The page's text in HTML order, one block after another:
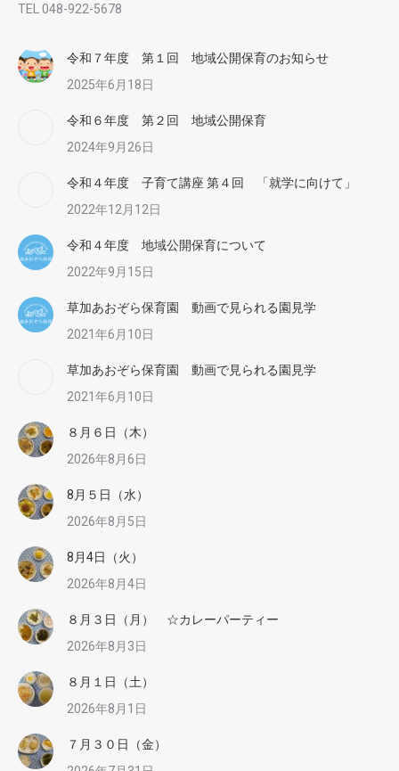
TEL 048-922-5678
令和７年度 第１回 地域公開保育のお知らせ
2025年6月18日
令和６年度 第２回 地域公開保育
2024年9月26日
令和４年度 子育て講座 第４回 「就学に向けて」
2022年12月12日
令和４年度 地域公開保育について
2022年9月15日
草加あおぞら保育園 動画で見られる園見学
2021年6月10日
草加あおぞら保育園 動画で見られる園見学
2021年6月10日
８月６日（木）
2026年8月6日
8月５日（水）
2026年8月5日
8月4日（火）
2026年8月4日
８月３日（月） ☆カレーパーティー
2026年8月3日
８月１日（土）
2026年8月1日
７月３０日（金）